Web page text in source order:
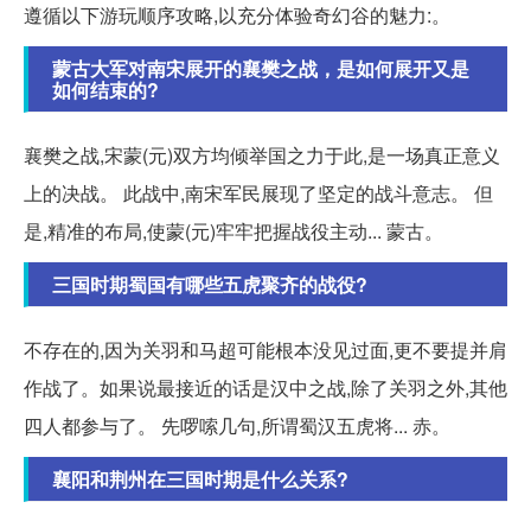
遵循以下游玩顺序攻略,以充分体验奇幻谷的魅力:。
蒙古大军对南宋展开的襄樊之战，是如何展开又是
如何结束的?
襄樊之战,宋蒙(元)双方均倾举国之力于此,是一场真正意义
上的决战。 此战中,南宋军民展现了坚定的战斗意志。 但
是,精准的布局,使蒙(元)牢牢把握战役主动... 蒙古。
三国时期蜀国有哪些五虎聚齐的战役?
不存在的,因为关羽和马超可能根本没见过面,更不要提并肩
作战了。如果说最接近的话是汉中之战,除了关羽之外,其他
四人都参与了。 先啰嗦几句,所谓蜀汉五虎将... 赤。
襄阳和荆州在三国时期是什么关系?